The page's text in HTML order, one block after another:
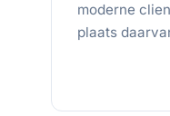
moderne
plaats